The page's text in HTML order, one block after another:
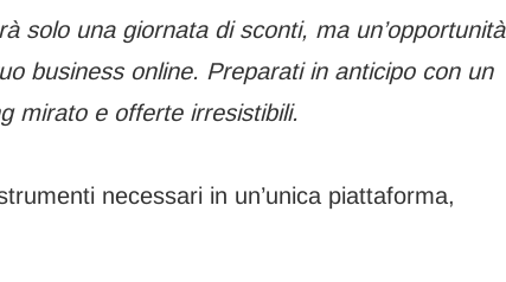
solo una giornata di sconti, ma un’opportunità
business online. Preparati in anticipo con un
mirato e offerte irresistibili.
necessari in un’unica piattaforma,